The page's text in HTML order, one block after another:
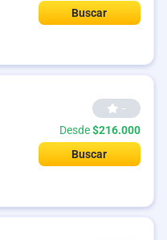
Buscar
--
Desde$216.000
Buscar